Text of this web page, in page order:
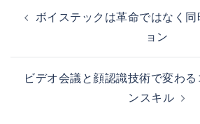
稿
ビ
ゲ
ー
ボイステックは革命ではなく
ョン
ビデオ会議と顔認識技術で変わ
ンスキル